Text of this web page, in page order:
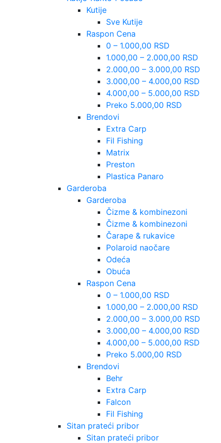
Kutije
Sve Kutije
Raspon Cena
0 – 1.000,00 RSD
1.000,00 – 2.000,00 RSD
2.000,00 – 3.000,00 RSD
3.000,00 – 4.000,00 RSD
4.000,00 – 5.000,00 RSD
Preko 5.000,00 RSD
Brendovi
Extra Carp
Fil Fishing
Matrix
Preston
Plastica Panaro
Garderoba
Garderoba
Čizme & kombinezoni
Čizme & kombinezoni
Čarape & rukavice
Polaroid naočare
Odeća
Obuća
Raspon Cena
0 – 1.000,00 RSD
1.000,00 – 2.000,00 RSD
2.000,00 – 3.000,00 RSD
3.000,00 – 4.000,00 RSD
4.000,00 – 5.000,00 RSD
Preko 5.000,00 RSD
Brendovi
Behr
Extra Carp
Falcon
Fil Fishing
Sitan prateći pribor
Sitan prateći pribor